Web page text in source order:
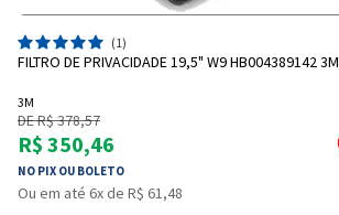
(1)
FILTRO DE PRIVACIDADE 19,5" W9 HB004389142 3M
3M
DE R$ 378,57
R$ 350,46
NO PIX OU BOLETO
Ou em até 6x de R$ 61,48